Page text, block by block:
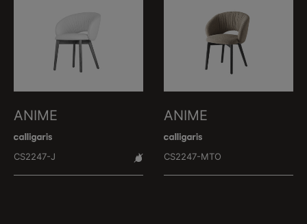
ANIME
CS2247-J
ANIME
CS2247-MTO